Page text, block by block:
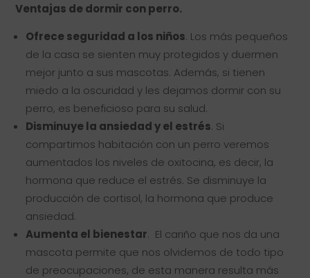
Ventajas de dormir con perro.
Ofrece seguridad a los niños. Los más pequeños
de la casa se sienten muy protegidos y duermen
mejor junto a sus mascotas. Además, si tienen
miedo a la oscuridad y les dejamos dormir con su
perro, es beneficioso para su salud.
Disminuye la ansiedad y el estrés. Si
compartimos habitación con un perro veremos
aumentados los niveles de oxitocina, es decir, la
hormona que reduce el estrés. Se disminuye la
producción de cortisol, la hormona que produce
ansiedad.
Aumenta el bienestar. El cariño que nos da una
mascota permite que nos olvidemos de todo tipo
de preocupaciones, de esta manera resulta más